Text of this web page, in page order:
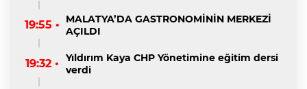
19:55 •
MALATYA’DA GASTRONOMİNİN MERKEZİ
AÇILDI
19:32 •
Yıldırım Kaya CHP Yönetimine eğitim dersi
verdi